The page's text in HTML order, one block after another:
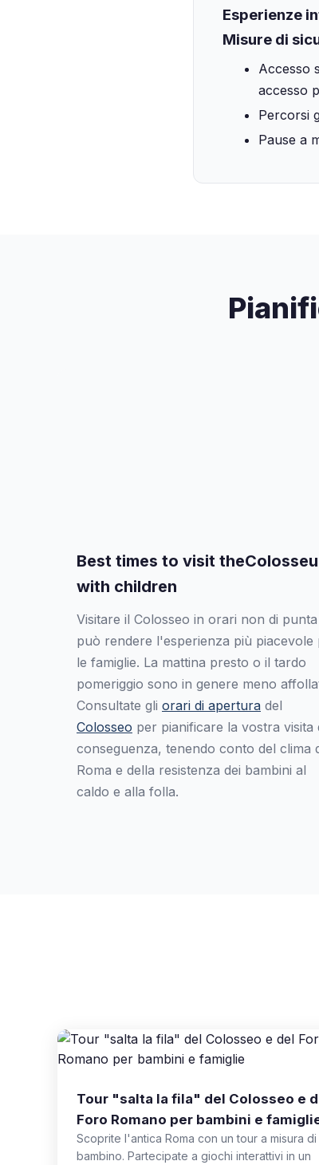
Esperienze
Misure di
Accesso
accesso
Percorsi
Pause a
Best times to visit
with children
Visitare il Colosseo in orari non di punta
può rendere l'esperienza più piacevole
le famiglie. La mattina presto o il tardo
pomeriggio sono in genere meno
Consultate gli orari di apertura del
Colosseo per pianificare la vostra visita
conseguenza, tenendo conto del clima
Roma e della resistenza dei bambini al
caldo e alla folla.
Tour "salta la fila" del Colosseo e
Foro Romano per bambini e
Scoprite l'antica Roma con un tour a misura di
bambino. Partecipate a giochi interattivi in un